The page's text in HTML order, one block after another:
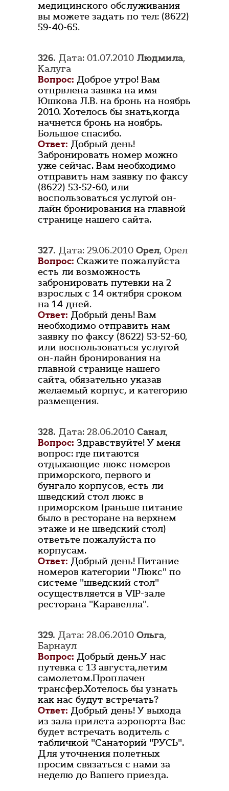
медицинского обслуживания
вы можете задать по тел: (8622)
59-40-65.
326. Дата: 01.07.2010 Людмила,
Калуга
Вопрос: Доброе утро! Вам
отпрвлена заявка на имя
Юшкова Л.В. на бронь на ноябрь
2010. Хотелось бы знать,когда
начнется бронь на ноябрь.
Большое спасибо.
Ответ: Добрый день!
Забронировать номер можно
уже сейчас. Вам необходимо
отправить нам заявку по факсу
(8622) 53-52-60, или
воспользоваться услугой он-
лайн бронирования на главной
странице нашего сайта.
327. Дата: 29.06.2010 Орел, Орёл
Вопрос: Скажите пожалуйста
есть ли возможность
забронировать путевки на 2
взрослых с 14 октября сроком
на 14 дней.
Ответ: Добрый день! Вам
необходимо отправить нам
заявку по факсу (8622) 53-52-60,
или воспользоваться услугой
он-лайн бронирования на
главной странице нашего
сайта, обязательно указав
желаемый корпус, и категорию
размещения.
328. Дата: 28.06.2010 Санал,
Вопрос: Здравствуйте! У меня
вопрос: где питаются
отдыхающие люкс номеров
приморского, первого и
бунгало корпусов, есть ли
шведский стол люкс в
приморском (раньше питание
было в ресторане на верхнем
этаже и не шведский стол)
ответьте пожалуйста по
корпусам.
Ответ: Добрый день! Питание
номеров категории "Люкс" по
системе "шведский стол"
осуществляется в VIP-зале
ресторана "Каравелла".
329. Дата: 28.06.2010 Ольга,
Барнаул
Вопрос: Добрый день.У нас
путевка с 13 августа,летим
самолетом.Проплачен
трансфер.Хотелось бы узнать
как нас будут встречать?
Ответ: Добрый день! У выхода
из зала прилета аэропорта Вас
будет встречать водитель с
табличкой "Санаторий "РУСЬ".
Для уточнения полетных
просим связаться с нами за
неделю до Вашего приезда.